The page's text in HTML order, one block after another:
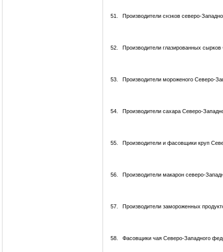
51. Производители снэков северо-
52. Производители глазированных
53. Производители мороженого Северо-
54. Производители сахара Северо-
55. Производители и фасовщики круп
56. Производители макарон северо-
57. Производители замороженных
58. Фасовщики чая Северо-Западного